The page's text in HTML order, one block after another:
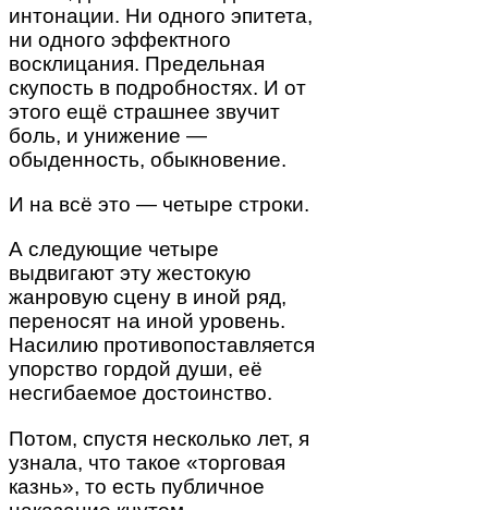
интонации. Ни одного эпитета,
ни одного эффектного
восклицания. Предельная
скупость в подробностях. И от
этого ещё страшнее звучит
боль, и унижение —
обыденность, обыкновение.
И на всё это — четыре строки.
А следующие четыре
выдвигают эту жестокую
жанровую сцену в иной ряд,
переносят на иной уровень.
Насилию противопоставляется
упорство гордой души, её
несгибаемое достоинство.
Потом, спустя несколько лет, я
узнала, что такое «торговая
казнь», то есть публичное